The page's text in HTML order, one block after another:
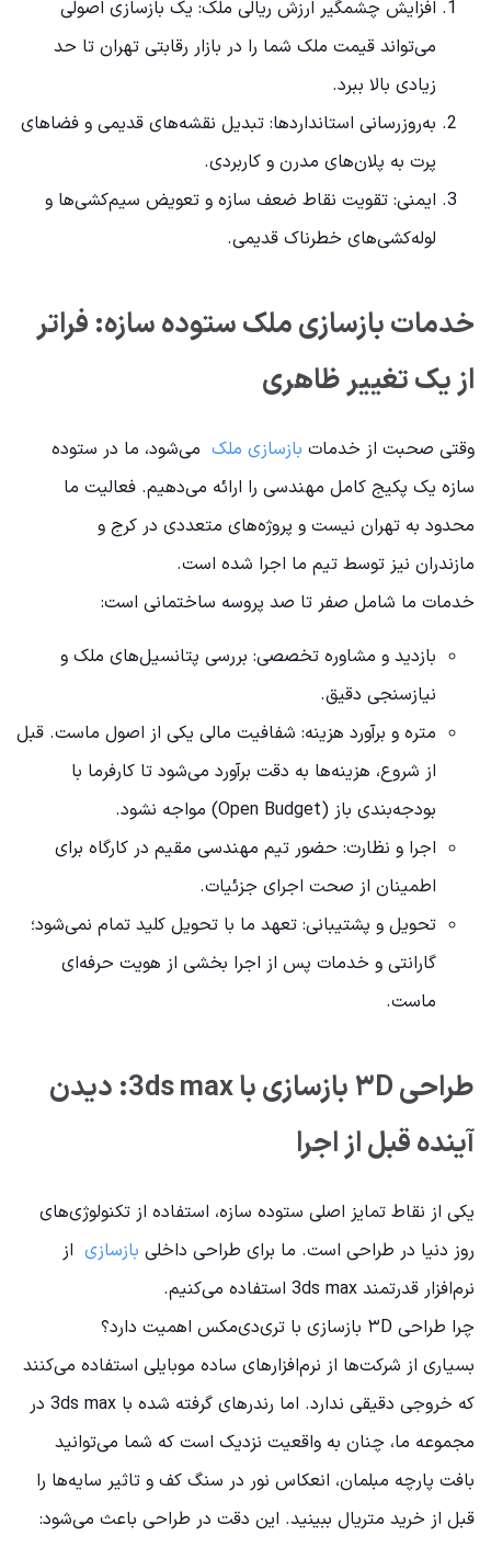
افزایش چشمگیر ارزش ریالی ملک: یک بازسازی اصولی
می‌تواند قیمت ملک شما را در بازار رقابتی تهران تا حد
زیادی بالا ببرد.
به‌روزرسانی استانداردها: تبدیل نقشه‌های قدیمی و فضاهای
پرت به پلان‌های مدرن و کاربردی.
ایمنی: تقویت نقاط ضعف سازه و تعویض سیم‌کشی‌ها و
لوله‌کشی‌های خطرناک قدیمی.
خدمات بازسازی ملک ستوده سازه: فراتر
از یک تغییر ظاهری
وقتی صحبت از خدمات بازسازی ملک می‌شود، ما در ستوده
سازه یک پکیج کامل مهندسی را ارائه می‌دهیم. فعالیت ما
محدود به تهران نیست و پروژه‌های متعددی در کرج و
مازندران نیز توسط تیم ما اجرا شده است.
خدمات ما شامل صفر تا صد پروسه ساختمانی است:
بازدید و مشاوره تخصصی: بررسی پتانسیل‌های ملک و
نیازسنجی دقیق.
متره و برآورد هزینه: شفافیت مالی یکی از اصول ماست. قبل
از شروع، هزینه‌ها به دقت برآورد می‌شود تا کارفرما با
بودجه‌بندی باز (Open Budget) مواجه نشود.
اجرا و نظارت: حضور تیم مهندسی مقیم در کارگاه برای
اطمینان از صحت اجرای جزئیات.
تحویل و پشتیبانی: تعهد ما با تحویل کلید تمام نمی‌شود؛
گارانتی و خدمات پس از اجرا بخشی از هویت حرفه‌ای
ماست.
طراحی ۳D بازسازی با 3ds max: دیدن
آینده قبل از اجرا
یکی از نقاط تمایز اصلی ستوده سازه، استفاده از تکنولوژی‌های
روز دنیا در طراحی است. ما برای طراحی داخلی بازسازی از
نرم‌افزار قدرتمند 3ds max استفاده می‌کنیم.
چرا طراحی ۳D بازسازی با تری‌دی‌مکس اهمیت دارد؟
بسیاری از شرکت‌ها از نرم‌افزارهای ساده موبایلی استفاده می‌کنند
که خروجی دقیقی ندارد. اما رندرهای گرفته شده با 3ds max در
مجموعه ما، چنان به واقعیت نزدیک است که شما می‌توانید
بافت پارچه مبلمان، انعکاس نور در سنگ کف و تاثیر سایه‌ها را
قبل از خرید متریال ببینید. این دقت در طراحی باعث می‌شود: